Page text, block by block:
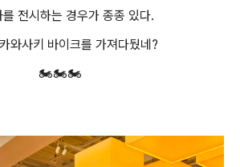
전시하는 경우가 종종 있다.
와사키 바이크를 가져다뒀네?
🏍️🏍️🏍️